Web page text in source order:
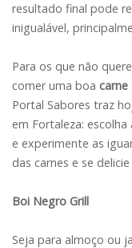
resultado final pode
inigualável,
Para os que não
comer uma boa carne
Portal Sabores traz
em Fortaleza:
e experimente as
das carnes e se
Boi Negro Grill
Seja para almoço ou